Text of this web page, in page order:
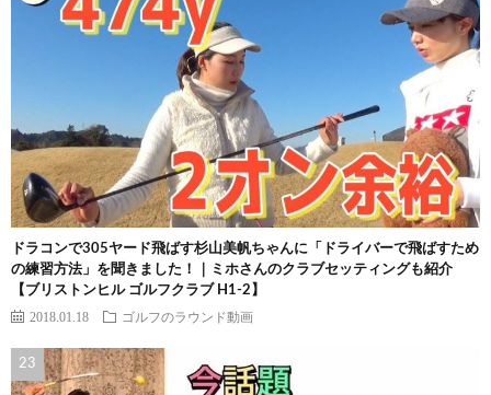
ドラコンで305ヤード飛ばす杉山美帆ちゃんに「ドライバーで飛ばすため
の練習方法」を聞きました！｜ミホさんのクラブセッティングも紹介
【ブリストンヒル ゴルフクラブ H1-2】
2018.01.18 ゴルフのラウンド動画